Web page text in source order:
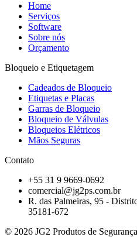
Home
Serviços
Software
Sobre nós
Orçamento
Bloqueio e Etiquetagem
Cadeados de Bloqueio
Etiquetas e Placas
Garras de Bloqueio
Bloqueio de Válvulas
Bloqueios Elétricos
Mãos Seguras
Contato
+55 31 9 9669-0692
comercial@jg2ps.com.br
R. das Palmeiras, 95 -
35181-672
© 2026 JG2 Produtos de